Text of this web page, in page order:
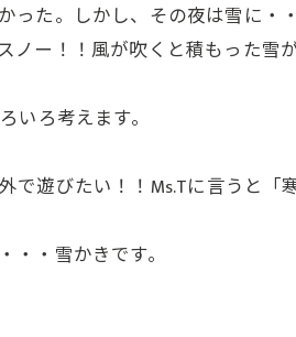
た。しかし、その夜は雪に・・
ー！！風が吹くと積もった雪
ろ考えます。
遊びたい！！Ms.Tに言うと「
・雪かきです。